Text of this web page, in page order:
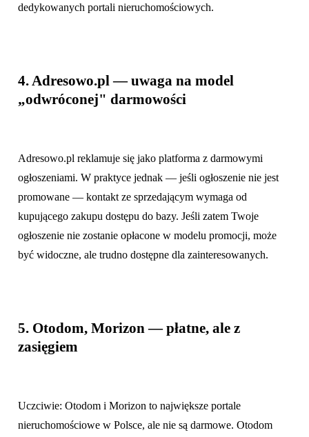
dedykowanych portali nieruchomościowych.
4. Adresowo.pl — uwaga na model
„odwróconej" darmowości
Adresowo.pl reklamuje się jako platforma z darmowymi
ogłoszeniami. W praktyce jednak — jeśli ogłoszenie nie jest
promowane — kontakt ze sprzedającym wymaga od
kupującego zakupu dostępu do bazy. Jeśli zatem Twoje
ogłoszenie nie zostanie opłacone w modelu promocji, może
być widoczne, ale trudno dostępne dla zainteresowanych.
5. Otodom, Morizon — płatne, ale z
zasięgiem
Uczciwie: Otodom i Morizon to największe portale
nieruchomościowe w Polsce, ale nie są darmowe. Otodom